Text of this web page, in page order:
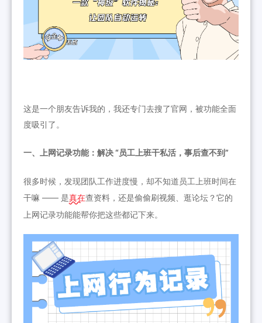
这是一个朋友告诉我的，我还专门去搜了官网，被功能全面
度吸引了。
一、上网记录功能：解决 “员工上班干私活，事后查不到”
很多时候，发现团队工作进度慢，却不知道员工上班时间在
干嘛 —— 是真在查资料，还是偷偷刷视频、逛论坛？它的
上网记录功能能帮你把这些都记下来。